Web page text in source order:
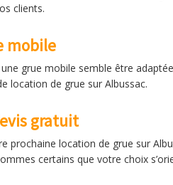
clients.
mobile
grue mobile semble être
location de grue sur Albussac.
gratuit
prochaine location de grue sur
certains que votre choix